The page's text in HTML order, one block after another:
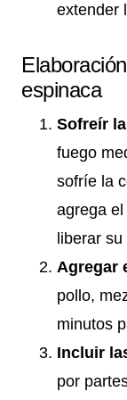
extender
espinaca
Sofreír
fuego
sofríe la
agrega
liberar
Agregar
pollo,
minutos
Incluir
por